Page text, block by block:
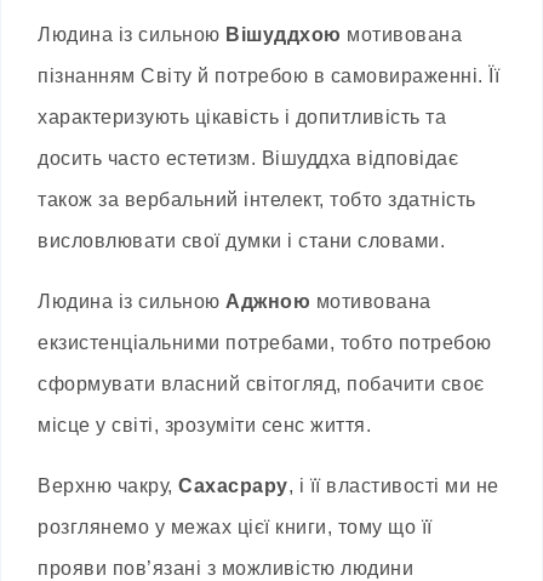
Людина із сильною Вішуддхою мотивована
пізнанням Світу й потребою в самовираженні. Її
характеризують цікавість і допитливість та
досить часто естетизм. Вішуддха відповідає
також за вербальний інтелект, тобто здатність
висловлювати свої думки і стани словами.
Людина із сильною Аджною мотивована
екзистенціальними потребами, тобто потребою
сформувати власний світогляд, побачити своє
місце у світі, зрозуміти сенс життя.
Верхню чакру, Сахасрару, і її властивості ми не
розглянемо у межах цієї книги, тому що її
прояви пов’язані з можливістю людини